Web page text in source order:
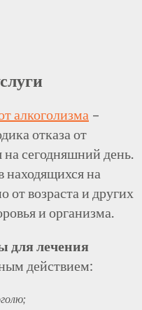
алкоголизма –
отказа от
сегодняшний день.
находящихся на
от возраста и других
и организма.
для лечения
действием: